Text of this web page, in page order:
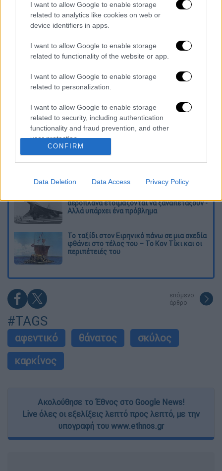
I want to allow Google to enable storage
related to analytics like cookies on web or
device identifiers in apps.
I want to allow Google to enable storage
related to functionality of the website or app.
I want to allow Google to enable storage
related to personalization.
I want to allow Google to enable storage
related to security, including authentication
functionality and fraud prevention, and other
user protection.
CONFIRM
Data Deletion Data Access Privacy Policy
ακολούθησε μάξιμουμ 15 λεπτά αργότερα.
Είχε τρία σκυλιά, αλλά αυτοί οι δύο ήταν
αυτό που λέμε ο άνδρας και ο σκύλος του. Ο
Nero ήταν πάντα δίπλα του. Η Danielle είναι
συγκλονισμένη που έχασε και τους δύο»,
δήλωσε η μητέρα του, Fiona Conaghan.
Διαβάστε ακόμη
«Στέρεψε» η αγορά από πινακίδες
κυκλοφορίας: Χιλιάδες αυτοκίνητα
παραμένουν αταξινόμητα - Λύση αναζητά
το υπουργείο
Στη φυλακή ο δήμαρχος Στυλίδας και άλλα
δύο άτομα για τη φωτιά στη Βοιωτία
αεροπλάνα ετοιμάζονται να ξαναπετάξουν -
Αλλά υπάρχει ένα πρόβλημα
Το ταξίδι στον Ειρηνικό πάνω σε μια σχεδία
φθάνει στο τέλος του – Το Κον Τίκι και οι
περιπέτειές του
επόμενο
άρθρο
#TAGS
αφεντικό θάνατος
σκύλος
καρκίνος
Ακολούθησε το Έθνος στο Google News!
Live όλες οι εξελίξεις λεπτό προς λεπτό, με την
υπογραφή του www.ethnos.gr